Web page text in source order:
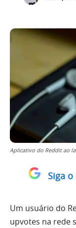
Aplicativo do Reddit ao
Siga
Um usuário do
upvotes na rede